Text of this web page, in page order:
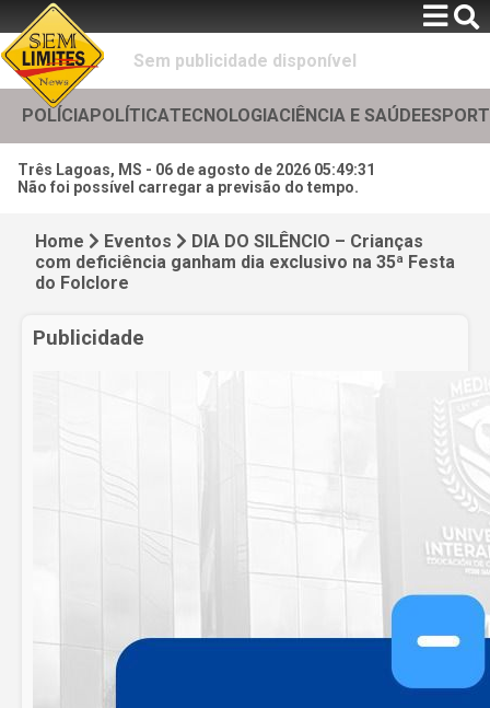
Sem publicidade disponível
POLÍCIAPOLÍTICATECNOLOGIACIÊNCIA E SAÚDE
Três Lagoas, MS - 06 de agosto de 2026 05:49:32
Não foi possível carregar a previsão do tempo.
Home Eventos
DIA DO SILÊNCIO – Crianças
com deficiência ganham dia exclusivo na 35ª Festa
do Folclore
Publicidade